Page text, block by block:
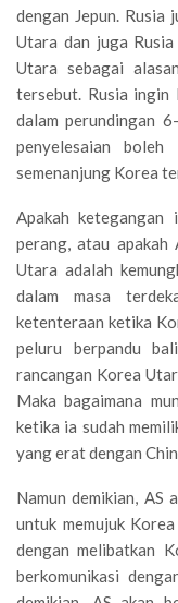
dengan Jepun. Rusia
Utara dan juga
Utara sebagai
tersebut. Rusia ingin
dalam perundingan
penyelesaian
semenanjung Korea
Apakah ketegangan
perang, atau apakah
Utara adalah
dalam masa
ketenteraan ketika
peluru berpandu
rancangan Korea
Maka bagaimana
ketika ia sudah
yang erat dengan
Namun demikian, AS
untuk memujuk
dengan melibatkan
berkomunikasi